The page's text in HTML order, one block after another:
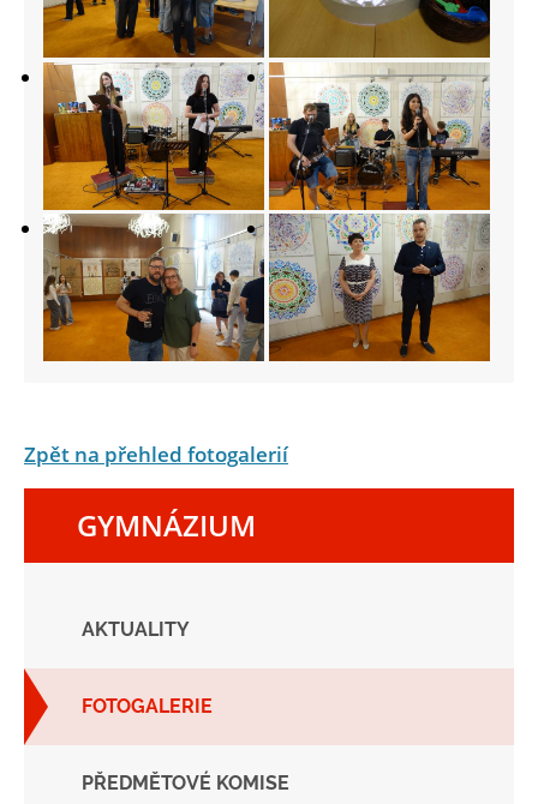
Zpět na přehled fotogalerií
GYMNÁZIUM
AKTUALITY
FOTOGALERIE
PŘEDMĚTOVÉ KOMISE